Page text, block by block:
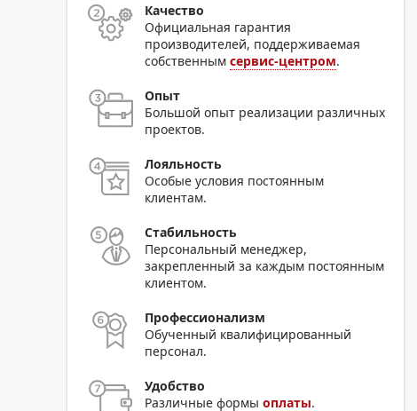
Качество
Официальная гарантия
производителей, поддерживаемая
собственнымсервис-центром.
Опыт
Большой опыт реализации различных
проектов.
Лояльность
Особые условия постоянным
клиентам.
Стабильность
Персональный менеджер,
закрепленный за каждым постоянным
клиентом.
Профессионализм
Обученный квалифицированный
персонал.
Удобство
Различные формыоплаты.